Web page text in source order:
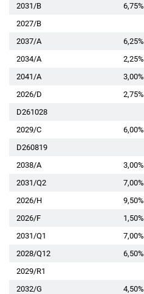
2031/B
6,75%
2027/B
2037/A
6,25%
2034/A
2,25%
2041/A
3,00%
2026/D
2,75%
D261028
2029/C
6,00%
D260819
2038/A
3,00%
2031/Q2
7,00%
2026/H
9,50%
2026/F
1,50%
2031/Q1
7,00%
2028/Q12
6,50%
2029/R1
2032/G
4,50%